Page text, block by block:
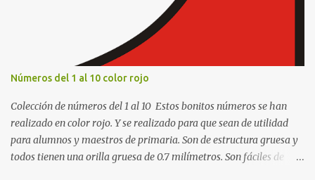
Números del 1 al 10 color rojo
Colección de números del 1 al 10 Estos bonitos números se han
realizado en color rojo. Y se realizado para que sean de utilidad
para alumnos y maestros de primaria. Son de estructura gruesa y
todos tienen una orilla gruesa de 0.7 milímetros. Son fáciles de